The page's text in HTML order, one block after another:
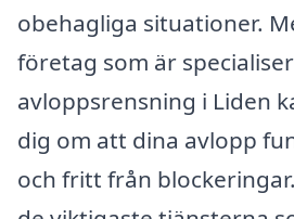
obehagliga situationer.
företag som är
avloppsrensning i Liden
dig om att dina avlopp
och fritt från